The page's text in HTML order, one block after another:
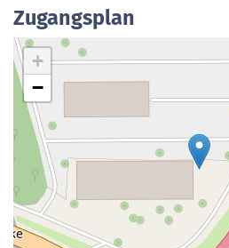
Zugangsplan
+
−